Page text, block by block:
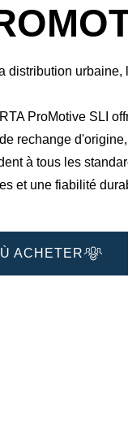
distribution
ProMotive SLI
rechange
à tous les
et une fiabilité
ACHETER